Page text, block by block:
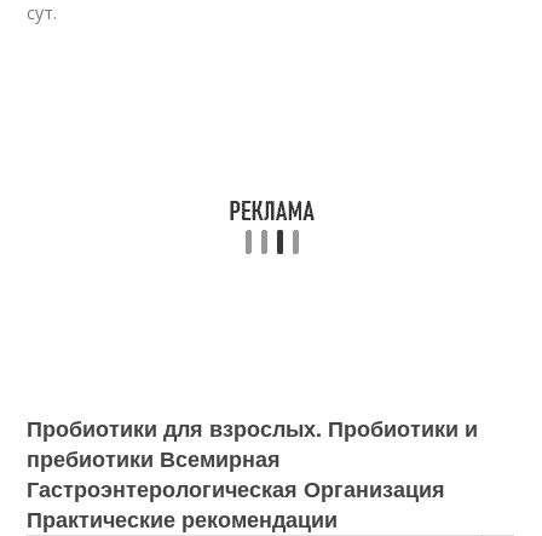
сут.
Пробиотики для взрослых. Пробиотики и
пребиотики Всемирная
Гастроэнтерологическая Организация
Практические рекомендации